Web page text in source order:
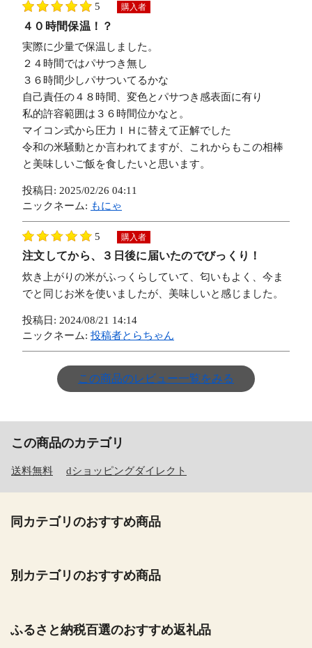
5 購入者
４０時間保温！？
実際に少量で保温しました。
２４時間ではパサつき無し
３６時間少しパサついてるかな
自己責任の４８時間、変色とパサつき感表面に有り
私的許容範囲は３６時間位かなと。
マイコン式から圧力ＩＨに替えて正解でした
令和の米騒動とか言われてますが、これからもこの相棒
と美味しいご飯を食したいと思います。
投稿日: 2025/02/26 04:11
ニックネーム: もにゃ
5 購入者
注文してから、３日後に届いたのでびっくり！
炊き上がりの米がふっくらしていて、匂いもよく、今ま
でと同じお米を使いましたが、美味しいと感じました。
投稿日: 2024/08/21 14:14
ニックネーム: 投稿者とらちゃん
この商品のレビュー一覧をみる
この商品のカテゴリ
送料無料 dショッピングダイレクト
同カテゴリのおすすめ商品
別カテゴリのおすすめ商品
ふるさと納税百選のおすすめ返礼品